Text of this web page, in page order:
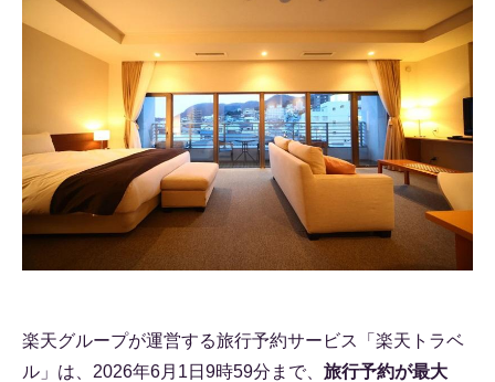
楽天グループが運営する旅行予約サービス「楽天トラベ
ル」は、2026年6月1日9時59分まで、 旅行予約が最大